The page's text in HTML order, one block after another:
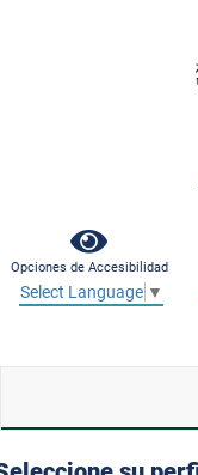
Opciones de Accesibilidad
Select Language ▼